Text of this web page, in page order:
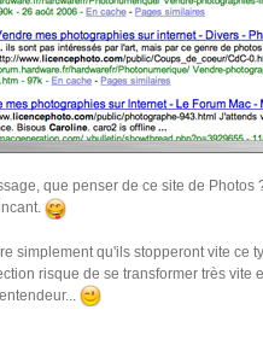
que penser de ce site de Photos
simplement qu'ils stopperont vite ce
risque de se transformer très vite